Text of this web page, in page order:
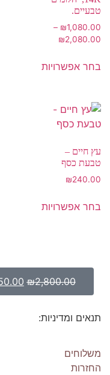
טבעיים.
₪1,080.00
–
₪2,080.00
בחר אפשרויות
עץ חיים –
טבעת כסף
₪240.00
בחר אפשרויות
₪2,800.00
תנאים ומדיניות:
משלוחים
החזרות